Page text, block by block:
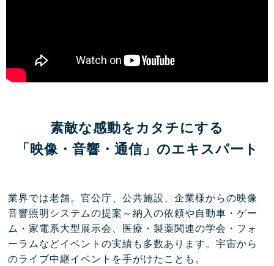
素敵な感動をカタチにする
「映像・音響・通信」のエキスパート
業界では老舗。官公庁、公共施設、企業様からの映像
音響照明システムの提案～納入の依頼や自動車・ゲー
ム・家電系大型展示会、医療・製薬関連の学会・フォ
ーラムなどイベントの実績も多数あります。宇宙から
のライブ中継イベントを手がけたことも。